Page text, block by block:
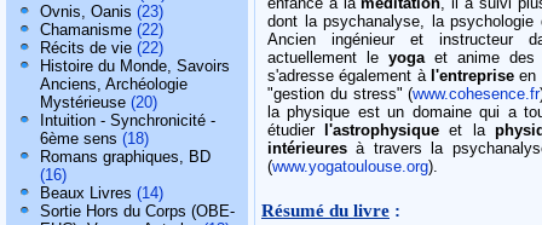
Ovnis, Oanis (23)
Chamanisme (22)
Récits de vie (22)
Histoire du Monde, Savoirs
Anciens, Archéologie
Mystérieuse (20)
Intuition - Synchronicité -
6ème sens (18)
Romans graphiques, BD
(16)
Beaux Livres (14)
Sortie Hors du Corps (OBE-
dont la psychanalyse, la
Ancien ingénieur et instructeur
actuellement leyoga et anime
s'adresse également à l'entreprise en
"gestion du stress" (www.cohesence.fr
la physique est un domaine qui a
étudier
l'astrophysique et la
intérieures à travers la
(www.yogatoulouse.org).
Résumé du livre :